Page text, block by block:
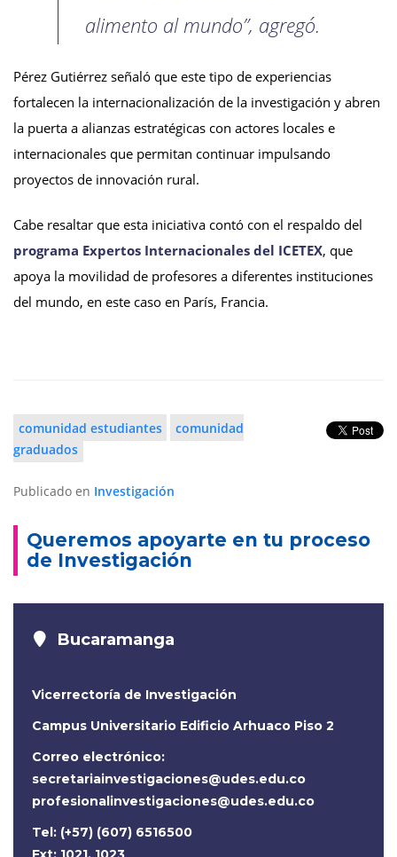
alimento al mundo”, agregó.
Pérez Gutiérrez señaló que este tipo de experiencias
fortalecen la internacionalización de la investigación y abren
la puerta a alianzas estratégicas con actores locales e
internacionales que permitan continuar impulsando
proyectos de innovación rural.
Cabe resaltar que esta iniciativa contó con el respaldo del
programa Expertos Internacionales del ICETEX, que
apoya la movilidad de profesores a diferentes instituciones
del mundo, en este caso en París, Francia.
comunidad estudiantes
comunidad
graduados
Publicado en Investigación
Queremos apoyarte en tu proceso
de Investigación
Bucaramanga
Vicerrectoría de Investigación
Campus Universitario Edificio Arhuaco Piso 2
Correo electrónico:
secretariainvestigaciones@udes.edu.co
profesionalinvestigaciones@udes.edu.co
Tel: (+57) (607) 6516500